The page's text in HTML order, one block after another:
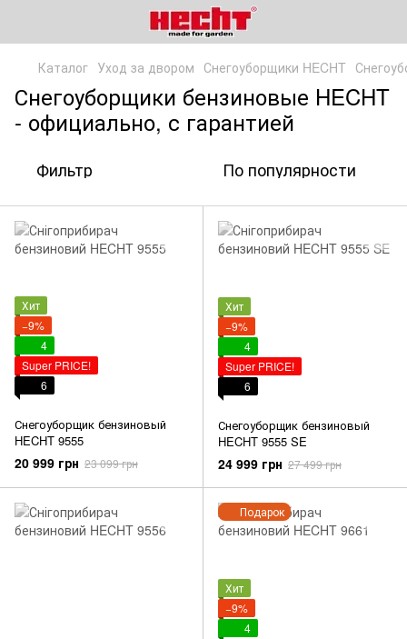
Каталог Уход за двором Снегоуборщики HECHT
Снегоуборщики бензиновые HECHT
- официально, с гарантией
Фильтр По популярности
Хит
−9%
4
Super PRICE!
6
Снегоуборщик бензиновый
HECHT 9555
20 999 грн 23 099 грн
Хит
−9%
4
Super PRICE!
6
Снегоуборщик бензиновый
HECHT 9555 SE
24 999 грн 27 499 грн
Подарок
Хит
−9%
4